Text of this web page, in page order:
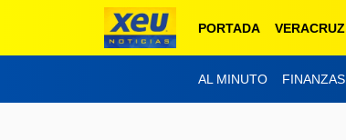
PORTADA VERACRUZ
AL MINUTO FINANZAS